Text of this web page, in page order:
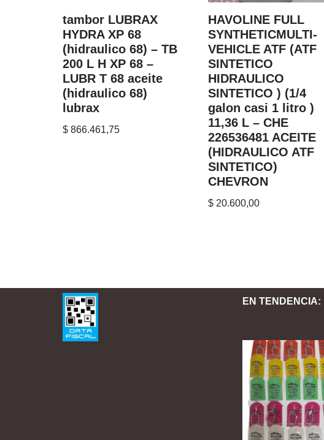
tambor LUBRAX
HYDRA XP 68
(hidraulico 68) – TB
200 L H XP 68 –
LUBR T 68 aceite
(hidraulico 68)
lubrax
$ 866.461,75
HAVOLINE FULL
SYNTHETICMULTI-
VEHICLE ATF (ATF
SINTETICO
HIDRAULICO
SINTETICO ) (1/4
galon casi 1 litro )
11,36 L – CHE
226536481 ACEITE
(HIDRAULICO ATF
SINTETICO)
CHEVRON
$20.600,00
EN TENDENCIA: